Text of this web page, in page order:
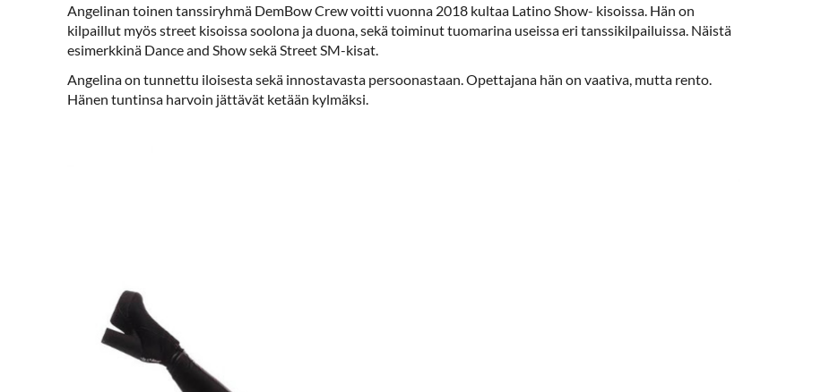
Angelinan toinen tanssiryhmä DemBow Crew voitti vuonna 2018 kultaa Latino Show- kisoissa. Hän on
kilpaillut myös street kisoissa soolona ja duona, sekä toiminut tuomarina useissa eri tanssikilpailuissa. Näistä
esimerkkinä Dance and Show sekä Street SM-kisat.
Angelina on tunnettu iloisesta sekä innostavasta persoonastaan. Opettajana hän on vaativa, mutta rento.
Hänen tuntinsa harvoin jättävät ketään kylmäksi.